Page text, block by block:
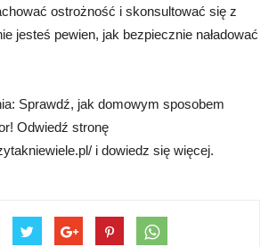
ostrożność i skonsultować się z
jesteś pewien, jak bezpiecznie naładować
Sprawdź, jak domowym sposobem
Odwiedź stronę
i dowiedz się więcej.